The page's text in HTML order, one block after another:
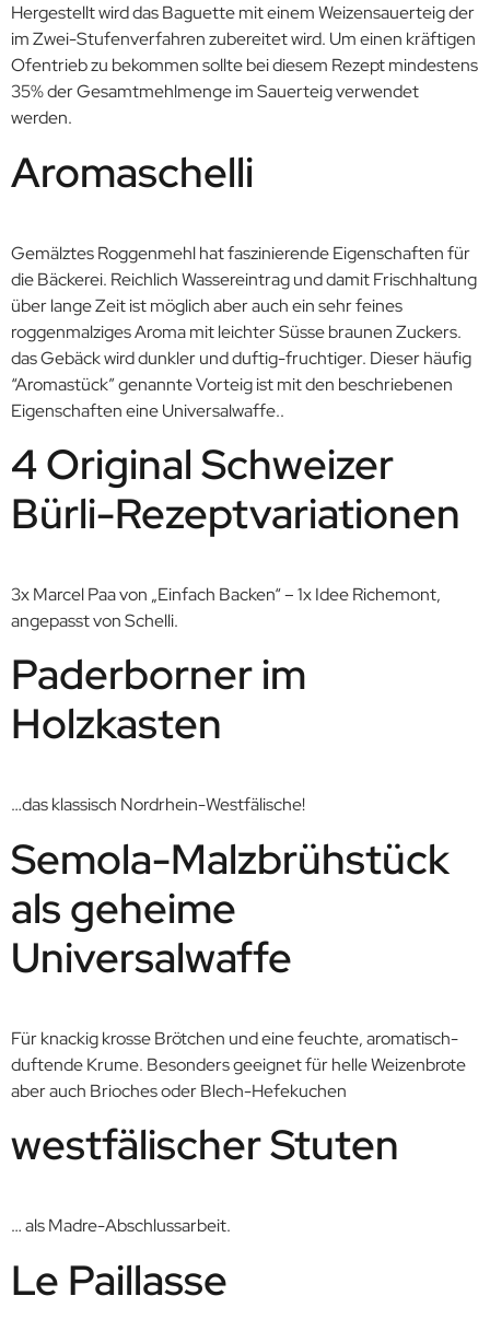
Hergestellt wird das Baguette mit einem Weizensauerteig der
im Zwei-Stufenverfahren zubereitet wird. Um einen kräftigen
Ofentrieb zu bekommen sollte bei diesem Rezept mindestens
35% der Gesamtmehlmenge im Sauerteig verwendet
werden.
Aromaschelli
Gemälztes Roggenmehl hat faszinierende Eigenschaften für
die Bäckerei. Reichlich Wassereintrag und damit Frischhaltung
über lange Zeit ist möglich aber auch ein sehr feines
roggenmalziges Aroma mit leichter Süsse braunen Zuckers.
das Gebäck wird dunkler und duftig-fruchtiger. Dieser häufig
“Aromastück” genannte Vorteig ist mit den beschriebenen
Eigenschaften eine Universalwaffe..
4 Original Schweizer
Bürli-Rezeptvariationen
3x Marcel Paa von „Einfach Backen“ – 1x Idee Richemont,
angepasst von Schelli.
Paderborner im
Holzkasten
…das klassisch Nordrhein-Westfälische!
Semola-Malzbrühstück
als geheime
Universalwaffe
Für knackig krosse Brötchen und eine feuchte, aromatisch-
duftende Krume. Besonders geeignet für helle Weizenbrote
aber auch Brioches oder Blech-Hefekuchen
westfälischer Stuten
… als Madre-Abschlussarbeit.
Le Paillasse